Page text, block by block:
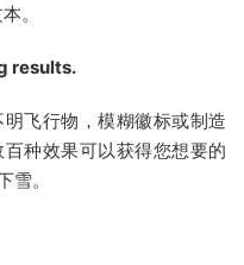
。
results.
飞行物，模糊徽标或制造
种效果可以获得您想要的
雪。